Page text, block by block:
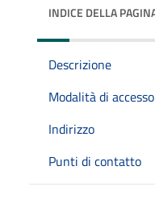
INDICE DELLA
Descrizione
Modalità di accesso
Indirizzo
Punti di contatto